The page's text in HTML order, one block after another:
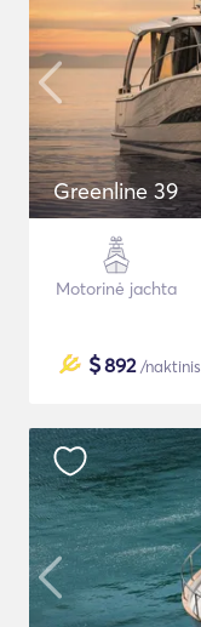
Greenline 39
Motorinė jachta
$892/naktinis